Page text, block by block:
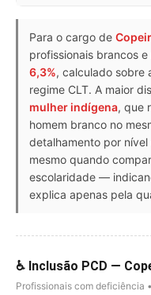
Para o cargo de
profissionais brancos
6,3%, calculado sobre
regime CLT. A maior
mulher indígena, que
homem branco no
detalhamento por
mesmo quando
escolaridade —
explica apenas pela
♿ Inclusão PCD —
Profissionais com deficiência